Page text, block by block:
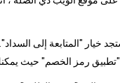
خيار "المتابعة إلى
رمز الخصم" حيث